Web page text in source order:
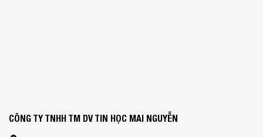
CÔNG TY TNHH TM DV TIN HỌC MAI NGUYỄN